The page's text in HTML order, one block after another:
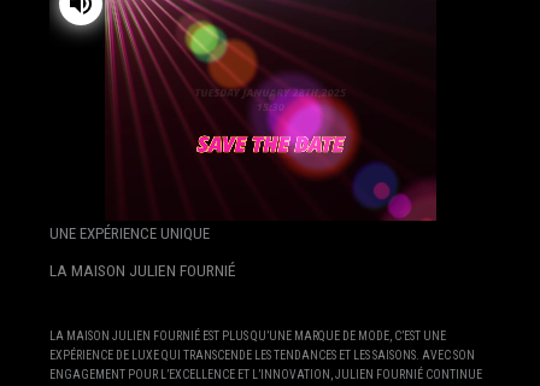
UNE EXPÉRIENCE UNIQUE
LA MAISON JULIEN FOURNIÉ
LA MAISON JULIEN FOURNIÉ EST PLUS QU’UNE MARQUE DE MODE, C’EST UNE
EXPÉRIENCE DE LUXE QUI TRANSCENDE LES TENDANCES ET LES SAISONS. AVEC SON
ENGAGEMENT POUR L’EXCELLENCE ET L’INNOVATION, JULIEN FOURNIÉ CONTINUE